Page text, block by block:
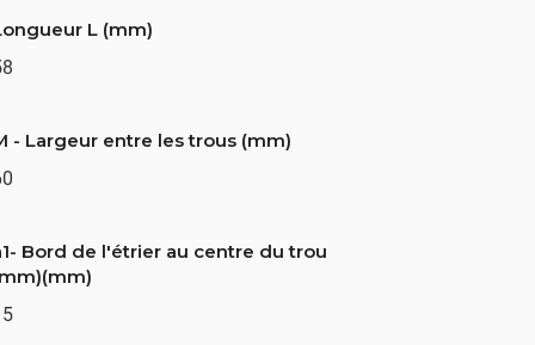
L (mm)
- Largeur entre les trous (mm)
Bord de l'étrier au centre du trou